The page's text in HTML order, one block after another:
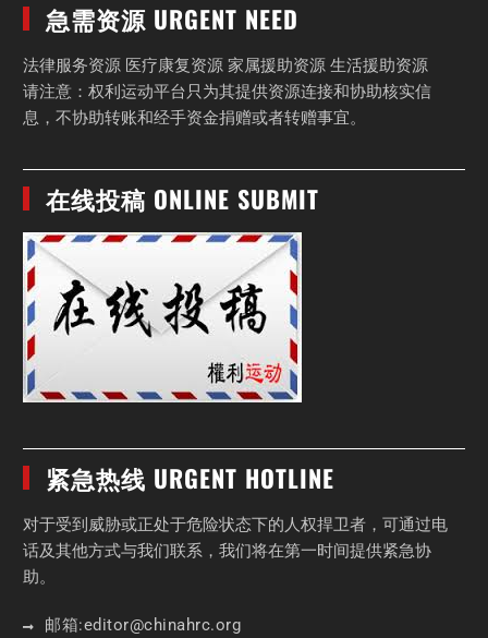
急需资源 URGENT NEED
法律服务资源 医疗康复资源 家属援助资源 生活援助资源
请注意：权利运动平台只为其提供资源连接和协助核实信
息，不协助转账和经手资金捐赠或者转赠事宜。
在线投稿 ONLINE SUBMIT
紧急热线 URGENT HOTLINE
对于受到威胁或正处于危险状态下的人权捍卫者，可通过电
话及其他方式与我们联系，我们将在第一时间提供紧急协
助。
邮箱:editor@chinahrc.org